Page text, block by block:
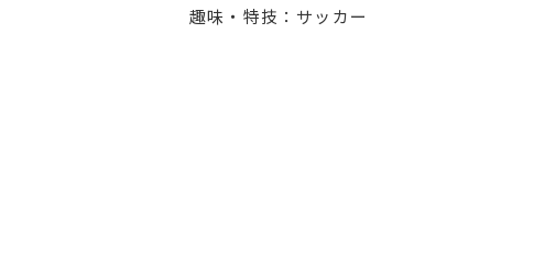
趣味・特技：サッカー